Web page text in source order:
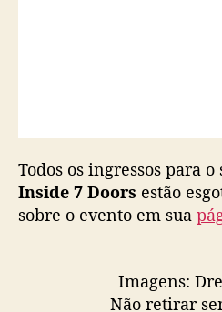
Todos os ingressos para
Inside 7 Doors estão
sobre o evento em sua
Imagens:
Não retirar